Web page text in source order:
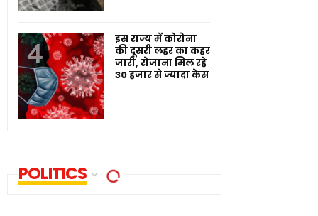
इस राज्य में कोरोना
की दूसरी लहर का कहर
जारी, रोजाना मिल रहे
30 हजार से ज्यादा केस
POLITICS